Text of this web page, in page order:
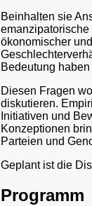
Beinhalten sie
ökonomischer
Bedeutung
Diesen Fragen
diskutieren.
Initiativen und
Konzeptionen
Parteien und
Geplant ist die
Programm